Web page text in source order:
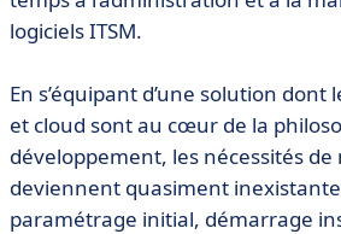
logiciels ITSM.
En s’équipant d’une solution dont
et cloud sont au cœur de la
développement, les nécessités
deviennent quasiment
paramétrage initial, démarrage